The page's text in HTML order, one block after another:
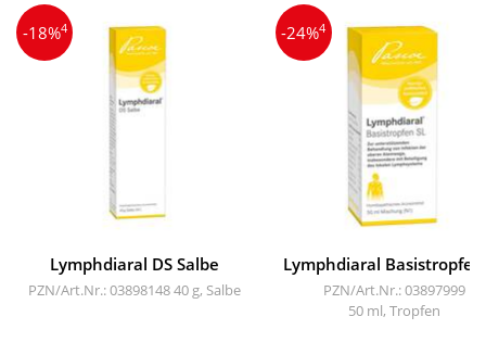
-18%4
Lymphdiaral DS Salbe
PZN/Art.Nr.: 0389814840 g, Salbe
-24%4
Lymphdiaral Basistropfen
PZN/Art.Nr.: 03897999
50 ml, Tropfen